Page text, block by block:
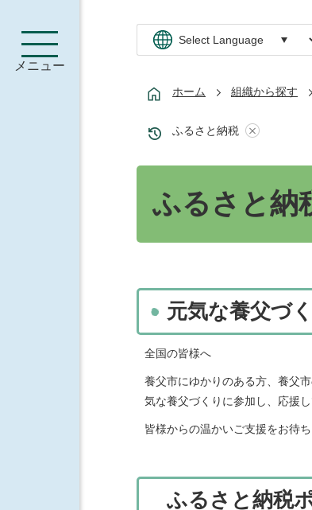
メニュー
ホーム 組織から探す
ふるさと納税
ふるさと納
元気な養父づ
全国の皆様へ
養父市にゆかりのある方、養父
気な養父づくりに参加し、応援
皆様からの温かいご支援をお待ち
ふるさと納税